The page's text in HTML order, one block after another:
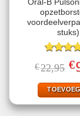
Oral-B
stuks)
4.87uit
€22,95 €